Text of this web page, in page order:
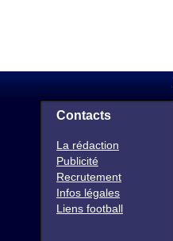
Contacts
La rédaction
Publicité
Recrutement
Infos légales
Liens football